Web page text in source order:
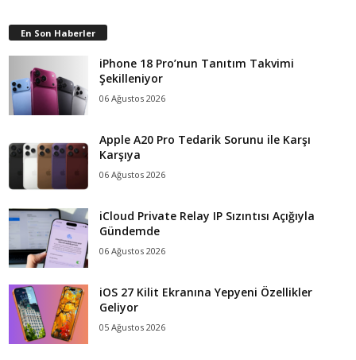
En Son Haberler
iPhone 18 Pro’nun Tanıtım Takvimi
Şekilleniyor
06 Ağustos 2026
Apple A20 Pro Tedarik Sorunu ile Karşı
Karşıya
06 Ağustos 2026
iCloud Private Relay IP Sızıntısı Açığıyla
Gündemde
06 Ağustos 2026
iOS 27 Kilit Ekranına Yepyeni Özellikler
Geliyor
05 Ağustos 2026